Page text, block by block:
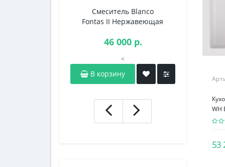
Графит
Жемчужный серый
Оникс
Смеситель Blanco
Fontas II Нержавеющая
46 000 р.
<
В корзину
WH
53